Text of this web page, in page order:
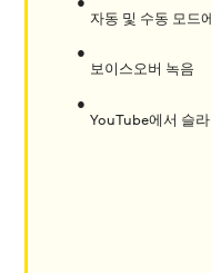
자동 및 수동 모드
보이스오버 녹음
YouTube에서 슬